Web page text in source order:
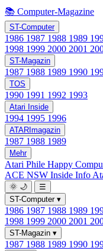
📚 Computer-Magazine
ST-Computer
1986 1987 1988 1989
1998 1999 2000 2001
ST-Magazin
1987 1988 1989 1990
TOS
1990 1991 1992 1993
Atari Inside
1994 1995 1996
ATARImagazin
1987 1988 1989
Mehr
Atari Phile Happy
ACE NSW Inside Info
🌞 🌙
☰
ST-Computer ▾
1986 1987 1988 1989
1998 1999 2000 2001
ST-Magazin ▾
1987 1988 1989 1990